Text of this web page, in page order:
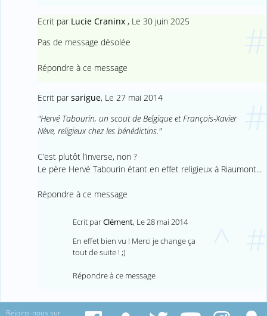
Ecrit par Lucie Craninx , Le 30 juin 2025
Pas de message désolée
Répondre à ce message
Ecrit par sarigue, Le 27 mai 2014
"Hervé Tabourin, un scout de Belgique et François-Xavier
Nève, religieux chez les bénédictins."
C’est plutôt l’inverse, non ?
Le père Hervé Tabourin étant en effet religieux à Riaumont...
Répondre à ce message
Ecrit parClément, Le 28 mai 2014
En effet bien vu ! Merci je change ça
tout de suite ! ;)
Répondre à ce message
Rejoins-nous sur